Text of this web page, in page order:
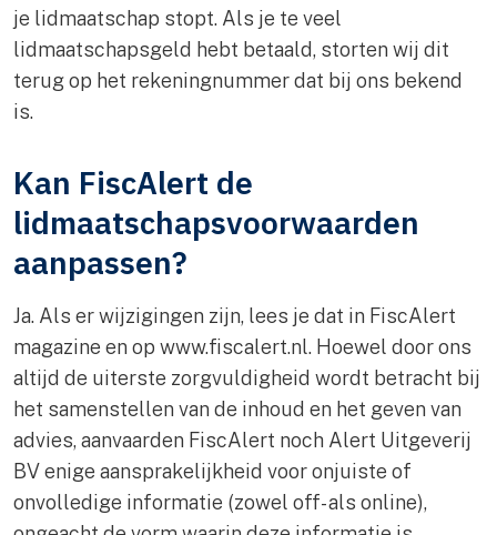
je lidmaatschap stopt. Als je te veel
lidmaatschapsgeld hebt betaald, storten wij dit
terug op het rekeningnummer dat bij ons bekend
is.
Kan FiscAlert de
lidmaatschapsvoorwaarden
aanpassen?
Ja. Als er wijzigingen zijn, lees je dat in FiscAlert
magazine en op www.fiscalert.nl. Hoewel door ons
altijd de uiterste zorgvuldigheid wordt betracht bij
het samenstellen van de inhoud en het geven van
advies, aanvaarden FiscAlert noch Alert Uitgeverij
BV enige aansprakelijkheid voor onjuiste of
onvolledige informatie (zowel off- als online),